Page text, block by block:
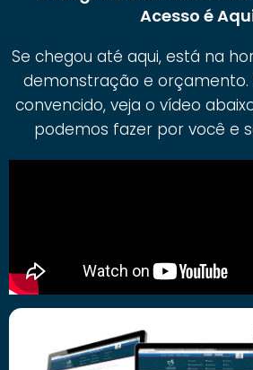
Acesso é
Se chegou até aqui, está na
demonstração e orçamento.
convencido, veja o vídeo
podemos fazer por você e